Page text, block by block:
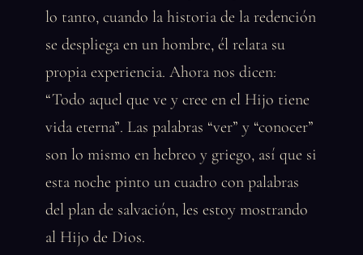
lo tanto, cuando la historia de la redención
se despliega en un hombre, él relata su
propia experiencia. Ahora nos dicen:
“Todo aquel que ve y cree en el Hijo tiene
vida eterna”. Las palabras “ver” y “conocer”
son lo mismo en hebreo y griego, así que si
esta noche pinto un cuadro con palabras
del plan de salvación, les estoy mostrando
al Hijo de Dios.